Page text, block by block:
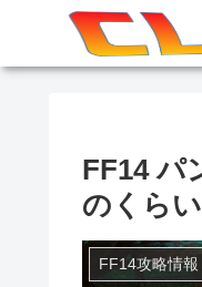
FF14 パ
のくら
FF14攻略情報